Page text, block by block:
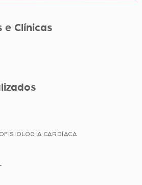
e Clínicas
CARDÍACA